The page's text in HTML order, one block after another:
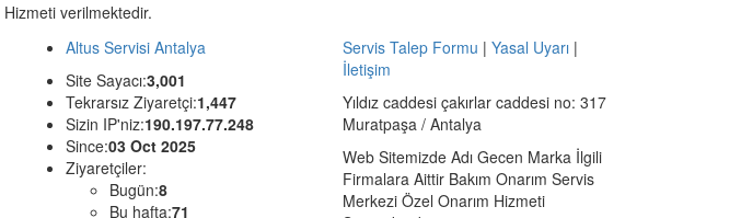
Hizmeti verilmektedir.
Altus Servisi Antalya
Site Sayacı:3,001
Tekrarsız Ziyaretçi:1,447
Sizin IP'niz:190.197.77.248
Since:03 Oct 2025
Ziyaretçiler:
Bugün:8
Bu hafta:71
Servis Talep Formu | Yasal Uyarı |
İletişim
Yıldız caddesi çakırlar caddesi no: 317
Muratpaşa / Antalya
Web Sitemizde Adı Gecen Marka İlgili
Firmalara Aittir Bakım Onarım Servis
Merkezi Özel Onarım Hizmeti